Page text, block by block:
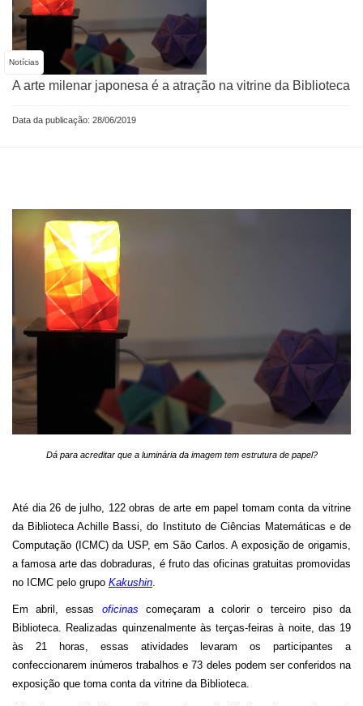
Notícias
A arte milenar japonesa é a atração na vitrine da Biblioteca
Data da publicação: 28/06/2019
Dá para acreditar que a luminária da imagem tem estrutura de papel?
Até dia 26 de julho, 122 obras de arte em papel tomam conta da vitrine
da Biblioteca Achille Bassi, do Instituto de Ciências Matemáticas e de
Computação (ICMC) da USP, em São Carlos. A exposição de origamis,
a famosa arte das dobraduras, é fruto das oficinas gratuitas promovidas
no ICMC pelo grupo Kakushin.
Em abril, essas oficinas começaram a colorir o terceiro piso da
Biblioteca. Realizadas quinzenalmente às terças-feiras à noite, das 19
às 21 horas, essas atividades levaram os participantes a
confeccionarem inúmeros trabalhos e 73 deles podem ser conferidos na
exposição que toma conta da vitrine da Biblioteca.